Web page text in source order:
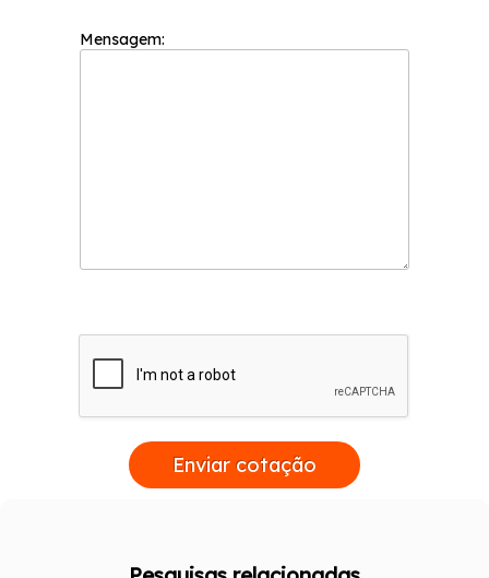
Mensagem:
Enviar cotação